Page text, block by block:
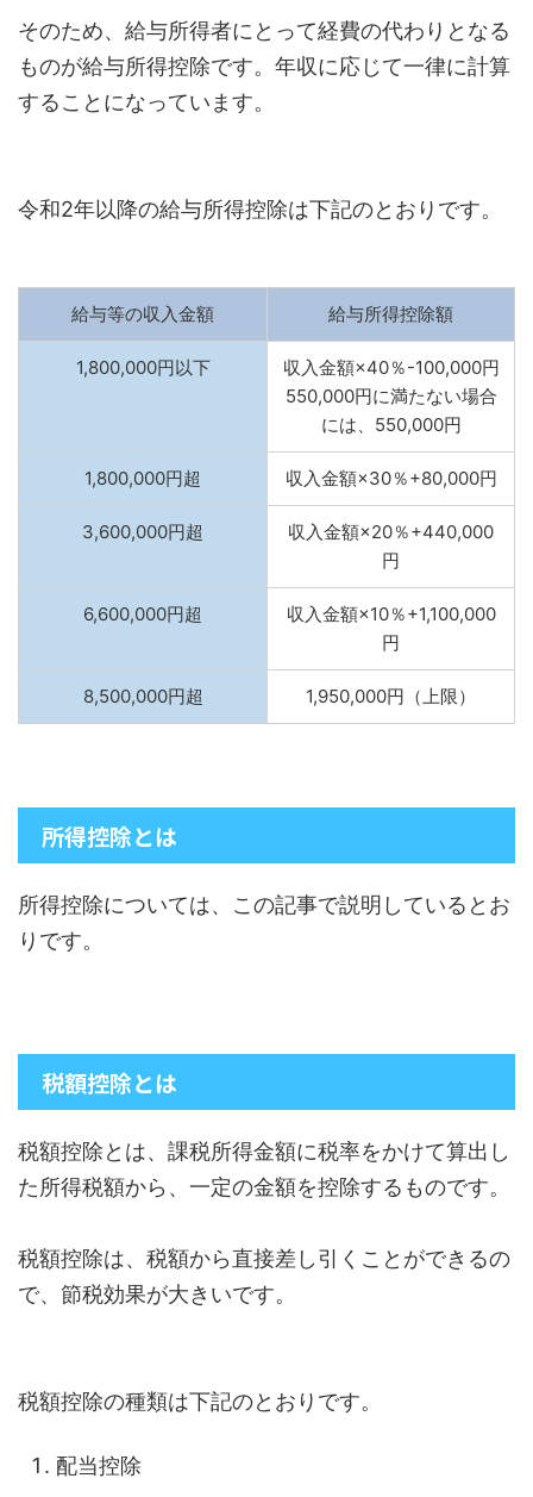
そのため、給与所得者にとって経費の代わりとなる
ものが給与所得控除です。年収に応じて一律に計算
することになっています。
令和2年以降の給与所得控除は下記のとおりです。
給与等の収入金額 給与所得控除額
1,800,000円以下
収入金額×40％-100,000円
550,000円に満たない場合
には、550,000円
1,800,000円超 収入金額×30％+80,000円
3,600,000円超
収入金額×20％+440,000
円
6,600,000円超
収入金額×10％+1,100,000
円
8,500,000円超 1,950,000円（上限）
所得控除とは
所得控除については、この記事で説明しているとお
りです。
税額控除とは
税額控除とは、課税所得金額に税率をかけて算出し
た所得税額から、一定の金額を控除するものです。
税額控除は、税額から直接差し引くことができるの
で、節税効果が大きいです。
税額控除の種類は下記のとおりです。
配当控除